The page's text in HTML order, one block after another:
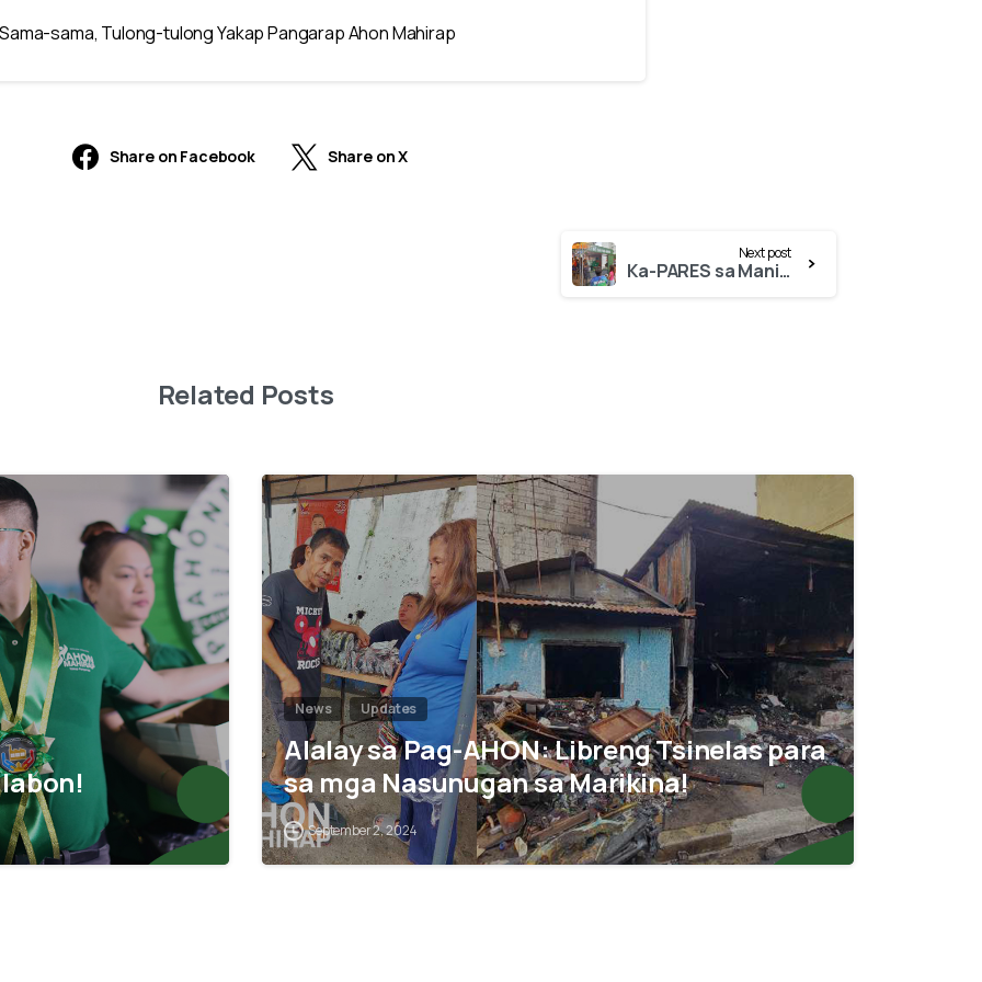
Sama-sama, Tulong-tulong Yakap Pangarap Ahon Mahirap
Share on Facebook Share on X
Next post
Ka-PARES sa Manila District 3!
Related Posts
2
News Updates
Alalay sa Pag-AHON: Libreng Tsinelas para
sa mga Nasunugan sa Marikina!
September 2, 2024